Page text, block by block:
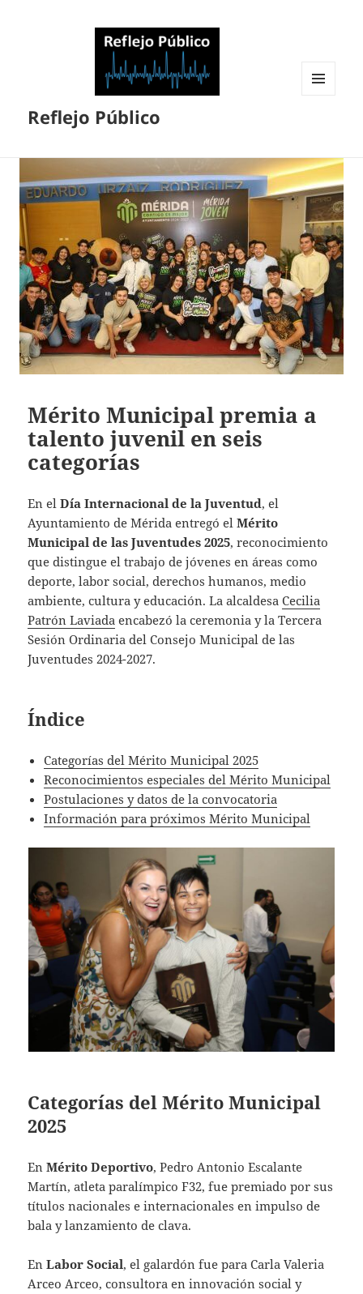
Reflejo Público
Mérito Municipal premia a
talento juvenil en seis
categorías
En elDía Internacional de la Juventud, el
Ayuntamiento de Mérida entregó elMérito
Municipal de las Juventudes 2025, reconocimiento
que distingue el trabajo de jóvenes en áreas como
deporte, labor social, derechos humanos, medio
ambiente, cultura y educación. La alcaldesaCecilia
Patrón Laviada encabezó la ceremonia y la Tercera
Sesión Ordinaria del Consejo Municipal de las
Juventudes 2024-2027.
Índice
Categorías del Mérito Municipal 2025
Reconocimientos especiales del Mérito Municipal
Postulaciones y datos de la convocatoria
Información para próximos Mérito Municipal
Categorías del Mérito Municipal
2025
EnMérito Deportivo, Pedro Antonio Escalante
Martín, atleta paralímpico F32, fue premiado por sus
títulos nacionales e internacionales en impulso de
bala y lanzamiento de clava.
EnLabor Social, el galardón fue para Carla Valeria
Arceo Arceo, consultora en innovación social y